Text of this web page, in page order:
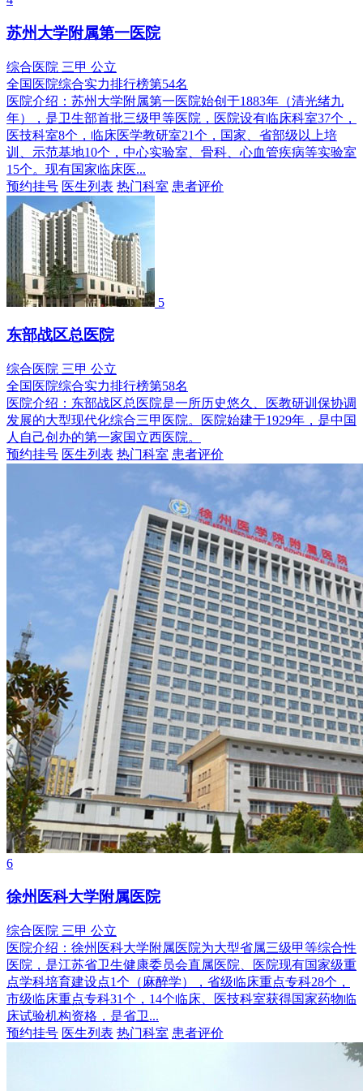
苏州大学附属第一医院
综合医院 三甲 公立
全国医院综合实力排行榜第54名
医院介绍： 苏州大学附属第一医院始创于1883年（清光绪九
年），是卫生部首批三级甲等医院，医院设有临床科室37个，
医技科室8个，临床医学教研室21个，国家、省部级以上培
训、示范基地10个，中心实验室、骨科、心血管疾病等实验室
15个。现有国家临床医...
预约挂号 医生列表 热门科室 患者评价
5
东部战区总医院
综合医院 三甲 公立
全国医院综合实力排行榜第58名
医院介绍： 东部战区总医院是一所历史悠久、医教研训保协调
发展的大型现代化综合三甲医院。医院始建于1929年，是中国
人自己创办的第一家国立西医院。
预约挂号 医生列表 热门科室 患者评价
6
徐州医科大学附属医院
综合医院 三甲 公立
医院介绍： 徐州医科大学附属医院为大型省属三级甲等综合性
医院，是江苏省卫生健康委员会直属医院、医院现有国家级重
点学科培育建设点1个（麻醉学），省级临床重点专科28个，
市级临床重点专科31个，14个临床、医技科室获得国家药物临
床试验机构资格，是省卫...
预约挂号 医生列表 热门科室 患者评价